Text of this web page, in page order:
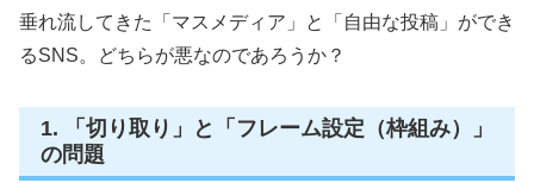
垂れ流してきた「マスメディア」と「自由な投稿」ができ
るSNS。どちらが悪なのであろうか？
1. 「切り取り」と「フレーム設定（枠組み）」
の問題